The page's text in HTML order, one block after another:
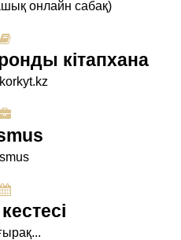
онлайн сабақ)
кітапхана